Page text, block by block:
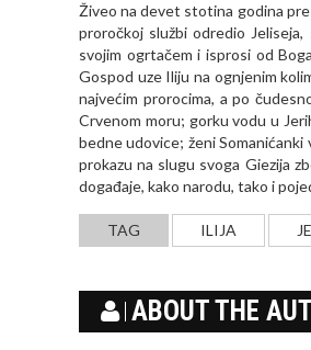
Živeo na devet stotina godina
proročkoj službi odredio
svojim ogrtačem i isprosi od
Gospod uze Iliju na ognjenim
najvećim prorocima, a po
Crvenom moru; gorku vodu u
bedne udovice; ženi
prokazu na slugu svoga Giezija
događaje, kako narodu, tako i
TAG ILIJA
ABOUT THE